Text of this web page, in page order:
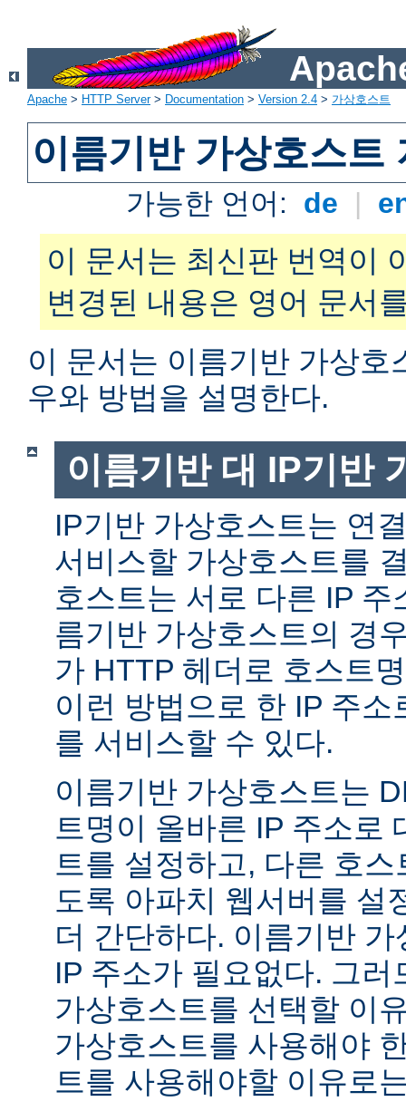
Apache > HTTP Server> Documentation > Version 2.4 > 가상호스트
이름기반 가상호스트
가능한 언어: de |
이 문서는 최신판 번역이
변경된 내용은 영어 문서
이 문서는 이름기반 가상호
우와 방법을 설명한다.
이름기반 대 IP기반
IP기반 가상호스트는 연
서비스할 가상호스트를
호스트는 서로 다른 IP
름기반 가상호스트의 경
가 HTTP 헤더로 호스트
이런 방법으로 한 IP 주
를 서비스할 수 있다.
이름기반 가상호스트는
트명이 올바른 IP 주소로
트를 설정하고, 다른 호
도록 아파치 웹서버를 설
더 간단하다. 이름기반
IP 주소가 필요없다. 그
가상호스트를 선택할 이
가상호스트를 사용해야
트를 사용해야할 이유로